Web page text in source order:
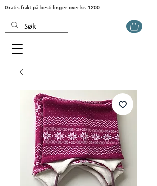
Gratis frakt på bestillinger over kr. 1200